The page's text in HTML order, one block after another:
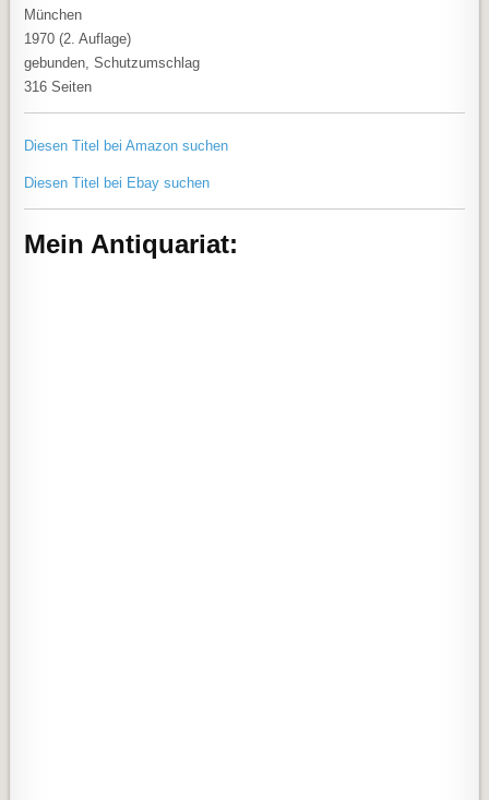
München
1970 (2. Auflage)
gebunden, Schutzumschlag
316 Seiten
Diesen Titel bei Amazon suchen
Diesen Titel bei Ebay suchen
Mein Antiquariat: